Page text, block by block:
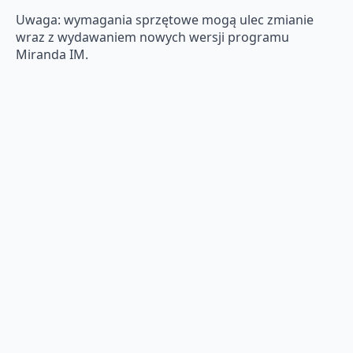
Uwaga: wymagania sprzętowe mogą ulec zmianie
wraz z wydawaniem nowych wersji programu
Miranda IM.